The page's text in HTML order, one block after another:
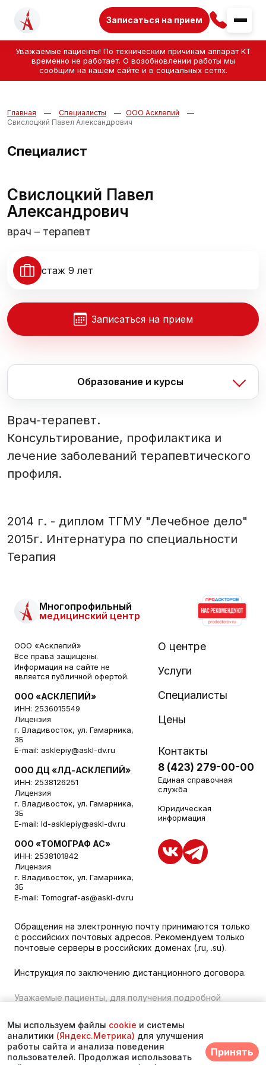
Уважаемые пациенты! По техническим причинам аппарат КТ
временно не работает. О возобновлении работы мы
сообщим на нашем сайте и в социальных сетях.
Записаться на прием
Главная Специалисты
ООО Асклепий
Свислоцкий Павел Александрович
Специалист
Свислоцкий Павел
Александрович
врач – терапевт
стаж 9 лет
Записаться на прием
Образование и курсы
Врач-терапевт.
Консультирование, профилактика и
лечение заболеваний терапевтического
профиля.
2014 г. - диплом ТГМУ "Лечебное дело"
2015г. Интернатура по специальности
Терапия
Многопрофильный
медицинский центр
ООО «Асклепий»
Все права защищены.
Информация на сайте не
является публичной офертой.
ООО «АСКЛЕПИЙ»
ИНН: 2536015549
Лицензия
г. Владивосток, ул. Гамарника,
3Б
E-mail: asklepiy@askl-dv.ru
ООО ДЦ «ЛД-АСКЛЕПИЙ»
ИНН: 2538126251
Лицензия
г. Владивосток, ул. Гамарника,
3Б
E-mail: ld-asklepiy@askl-dv.ru
ООО «ТОМОГРАФ АС»
ИНН: 2538101842
Лицензия
г. Владивосток, ул. Гамарника,
3Б
E-mail: Tomograf-as@askl-dv.ru
О центре
Услуги
Специалисты
Цены
Контакты
8 (423) 279-00-00
Единая справочная
служба
Юридическая
информация
Обращения на электронную почту принимаются только
с российских почтовых адресов. Рекомендуем только
почтовые серверы в российских доменах (.ru, .su).
Инструкция по заключению дистанционного договора.
Уважаемые пациенты, для получения подробной
помощью специальной формы связи или по телефону во
Владивостоке:+7 (423) 279-00-00. vk 373
Мы используем файлы cookie и системы
аналитики (Яндекс.Метрика) для улучшения
работы сайта и анализа поведения
пользователей. Продолжая использовать
Принять